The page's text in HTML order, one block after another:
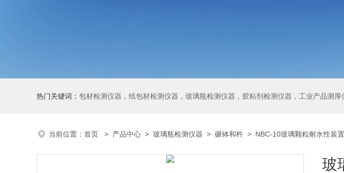
热门关键词： 包材检测仪器，纸包材检测仪器，玻璃瓶检测仪器，胶粘剂检测仪器，工业产品测厚
当前位置： 首页 > 产品中心 > 玻璃瓶检测仪器 > 碾钵和杵 > NBC-10玻璃颗粒耐水性装
玻